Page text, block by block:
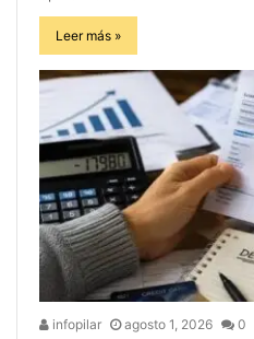
Leer más »
infopilar agosto 1, 2026 0